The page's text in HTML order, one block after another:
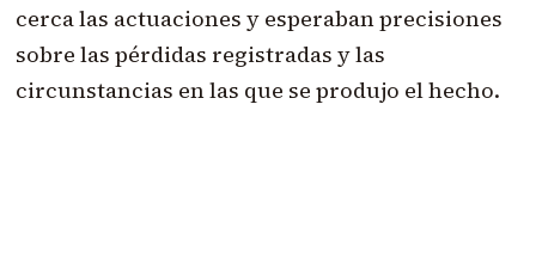
cerca las actuaciones y esperaban precisiones
sobre las pérdidas registradas y las
circunstancias en las que se produjo el hecho.